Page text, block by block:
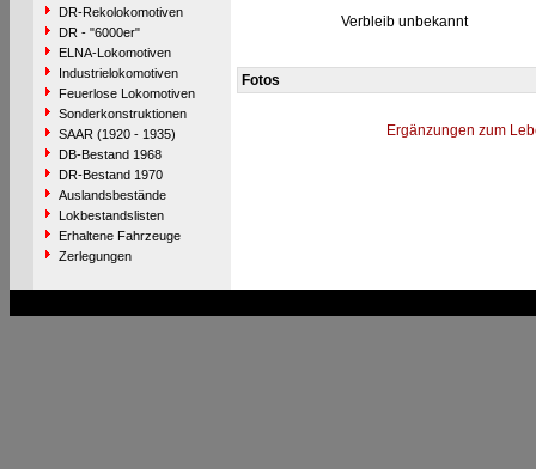
DR-Rekolokomotiven
DR - "6000er"
ELNA-Lokomotiven
Industrielokomotiven
Feuerlose Lokomotiven
Sonderkonstruktionen
SAAR (1920 - 1935)
DB-Bestand 1968
DR-Bestand 1970
Auslandsbestände
Lokbestandslisten
Erhaltene Fahrzeuge
Zerlegungen
Verbleib unbekannt
Fotos
Ergänzungen zum